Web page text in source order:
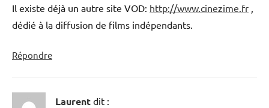
Il existe déjà un autre site VOD: http://www.cinezime.fr
dédié à la diffusion de films indépendants.
Répondre
Laurent dit :